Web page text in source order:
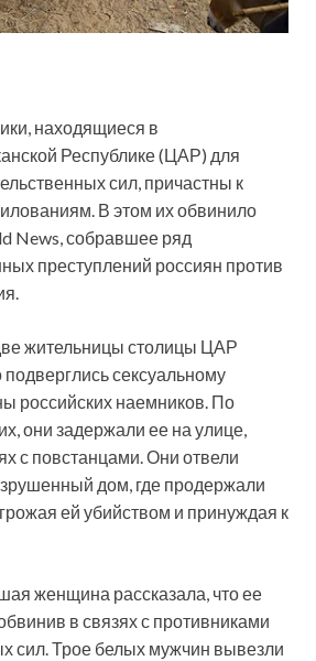
находящиеся в
Республике (ЦАР) для
сил, причастны к
В этом их обвинило
News, собравшее ряд
преступлений россиян против
жительницы столицы ЦАР
подверглись сексуальному
российских наемников. По
они задержали ее на улице,
с повстанцами. Они отвели
дом, где продержали
ей убийством и принуждая к
женщина рассказала, что ее
в связях с противниками
сил. Трое белых мужчин вывезли